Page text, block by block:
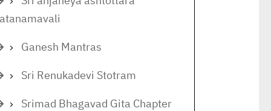
Ganesh Mantras
Sri Renukadevi Stotram
Srimad Bhagavad Gita Chapter